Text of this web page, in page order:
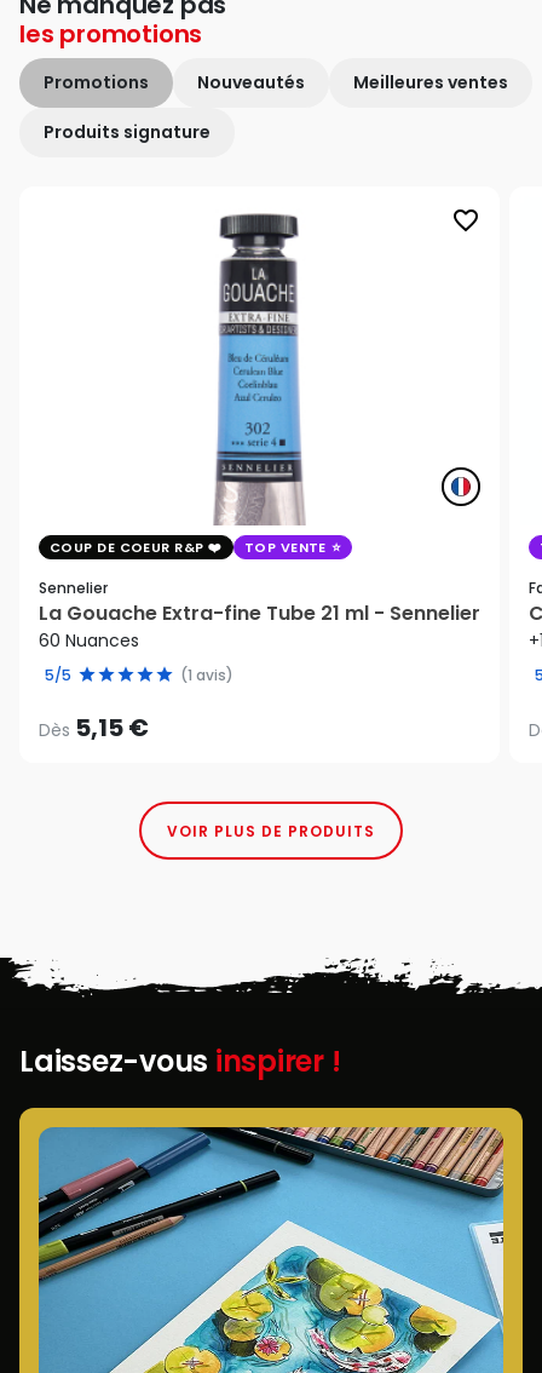
les promotions
Promotions Nouveautés Meilleures ventes
Produits signature
favorite_border
COUP DE COEUR R&P TOP VENTE
Sennelier
La Gouache Extra-fine Tube 21 ml - Sennelier
60 Nuances
5/5 (1 avis)
Dès 5,15 €
VOIR PLUS DE PRODUITS
Laissez-vous inspirer !